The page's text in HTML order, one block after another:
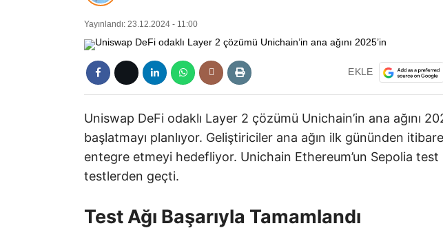
Yayınlandı: 23.12.2024 - 11:00
EKLE
Uniswap DeFi odaklı Layer 2 çözümü Unichain’in ana ağını
başlatmayı planlıyor. Geliştiriciler ana ağın ilk gününden
entegre etmeyi hedefliyor. Unichain Ethereum’un Sepolia test
testlerden geçti.
Test Ağı Başarıyla Tamamlandı